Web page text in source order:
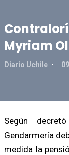
Myriam
Diario Uchile
Según
Gendarmería
medida la